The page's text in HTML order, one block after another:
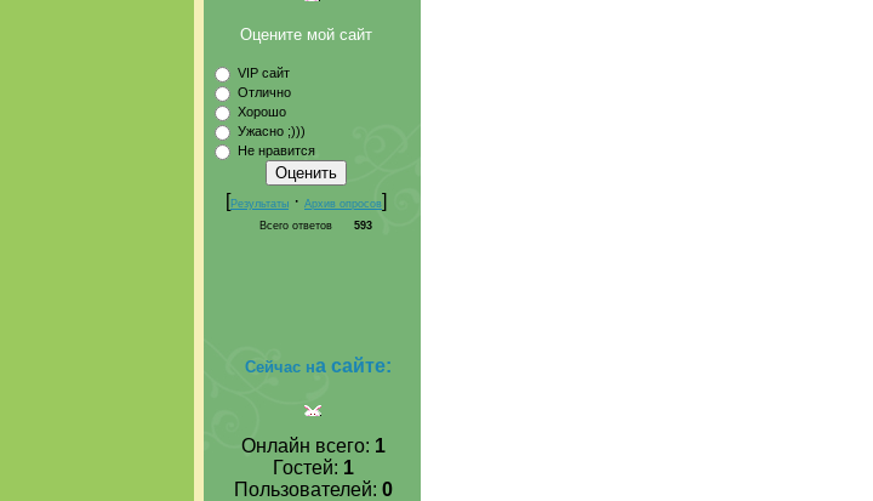
Оцените мой сайт
VIP сайт
Отлично
Хорошо
Ужасно ;)))
Не нравится
[Результаты · Архив опросов]
Всего ответов 593
Сейчас на сайте:
Онлайн всего: 1
Гостей: 1
Пользователей: 0